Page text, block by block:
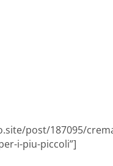
post/187095/
i-piu-piccoli”]